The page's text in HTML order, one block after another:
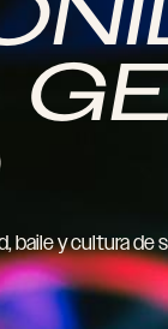
baile y cultura de